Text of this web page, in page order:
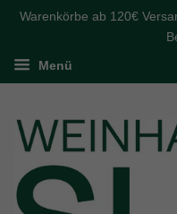
Warenkörbe ab 120€
Menü